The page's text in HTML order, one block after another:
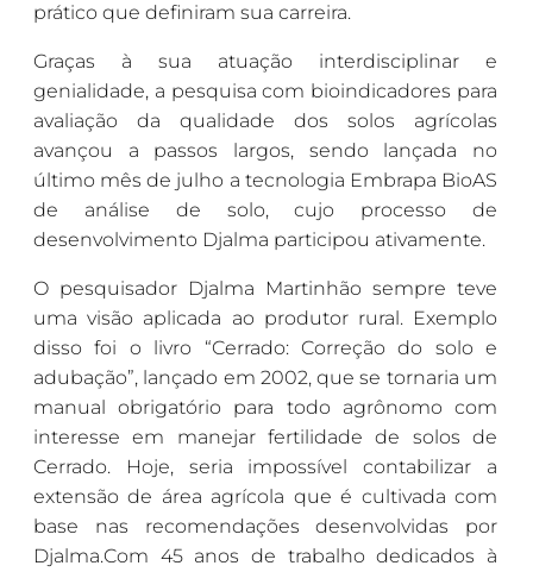
prático que definiram sua carreira.
Graças à sua atuação interdisciplinar e
genialidade, a pesquisa com bioindicadores para
avaliação da qualidade dos solos agrícolas
avançou a passos largos, sendo lançada no
último mês de julho a tecnologia Embrapa BioAS
de análise de solo, cujo processo de
desenvolvimento Djalma participou ativamente.
O pesquisador Djalma Martinhão sempre teve
uma visão aplicada ao produtor rural. Exemplo
disso foi o livro “Cerrado: Correção do solo e
adubação”, lançado em 2002, que se tornaria um
manual obrigatório para todo agrônomo com
interesse em manejar fertilidade de solos de
Cerrado. Hoje, seria impossível contabilizar a
extensão de área agrícola que é cultivada com
base nas recomendações desenvolvidas por
Djalma.Com 45 anos de trabalho dedicados à